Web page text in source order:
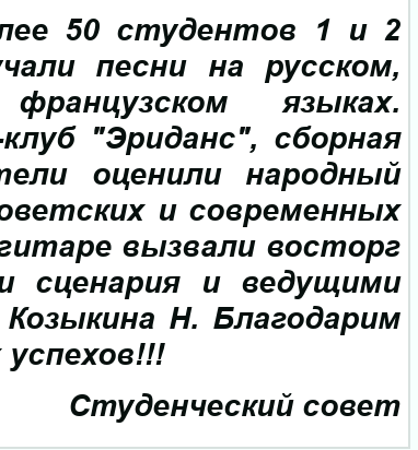
50 студентов 1 и 2
песни на русском,
языках.
"Эриданс", сборная
оценили народный
и современных
вызвали восторг
сценария и ведущими
Н. Благодарим
Студенческий совет